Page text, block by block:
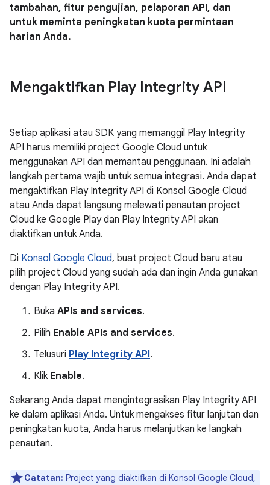
tambahan, fitur pengujian, pelaporan API, dan
untuk meminta peningkatan kuota permintaan
harian Anda.
Mengaktifkan Play Integrity API
Setiap aplikasi atau SDK yang memanggil Play Integrity
API harus memiliki project Google Cloud untuk
menggunakan API dan memantau penggunaan. Ini adalah
langkah pertama wajib untuk semua integrasi. Anda dapat
mengaktifkan Play Integrity API di Konsol Google Cloud
atau Anda dapat langsung melewati penautan project
Cloud ke Google Play dan Play Integrity API akan
diaktifkan untuk Anda.
Di Konsol Google Cloud, buat project Cloud baru atau
pilih project Cloud yang sudah ada dan ingin Anda gunakan
dengan Play Integrity API.
Buka APIs and services.
Pilih Enable APIs and services.
Telusuri Play Integrity API.
Klik Enable.
Sekarang Anda dapat mengintegrasikan Play Integrity API
ke dalam aplikasi Anda. Untuk mengakses fitur lanjutan dan
peningkatan kuota, Anda harus melanjutkan ke langkah
penautan.
Catatan: Project yang diaktifkan di Konsol Google Cloud,